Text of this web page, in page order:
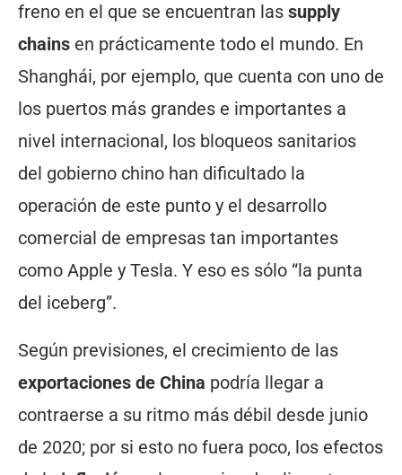
freno en el que se encuentran las supply
chains en prácticamente todo el mundo. En
Shanghái, por ejemplo, que cuenta con uno de
los puertos más grandes e importantes a
nivel internacional, los bloqueos sanitarios
del gobierno chino han dificultado la
operación de este punto y el desarrollo
comercial de empresas tan importantes
como Apple y Tesla. Y eso es sólo “la punta
del iceberg”.
Según previsiones, el crecimiento de las
exportaciones de China podría llegar a
contraerse a su ritmo más débil desde junio
de 2020; por si esto no fuera poco, los efectos